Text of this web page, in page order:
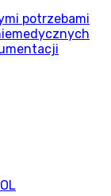
potrzebami